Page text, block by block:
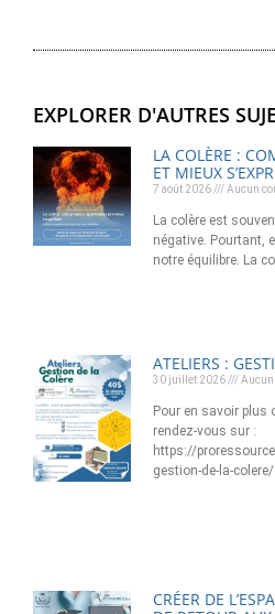
EXPLORER D'AUTRES
LA COLÈRE :
ET MIEUX
7 août 2026 Aucun
La colère est
négative. Pourtant,
notre équilibre. La
ATELIERS :
30 juillet 2026 Aucun
Pour en savoir plus
rendez-vous sur :
https://
gestion-de-la-colere/
CRÉER DE